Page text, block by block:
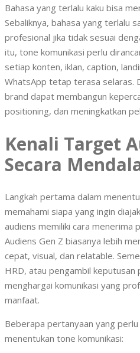
Bahasa yang terlalu kaku bisa
Sebaliknya, bahasa yang terlalu
profesional jika tidak sesuai
itu, tone komunikasi perlu
setiap konten, iklan, caption,
WhatsApp tetap terasa selaras.
brand dapat membangun
positioning, dan meningkatkan
Kenali Target
Secara
Langkah pertama dalam
memahami siapa yang ingin
audiens memiliki cara menerima
Audiens Gen Z biasanya lebih
cepat, visual, dan relatable.
HRD, atau pengambil keputusan
menghargai komunikasi yang
manfaat.
Beberapa pertanyaan yang
menentukan tone komunikasi: